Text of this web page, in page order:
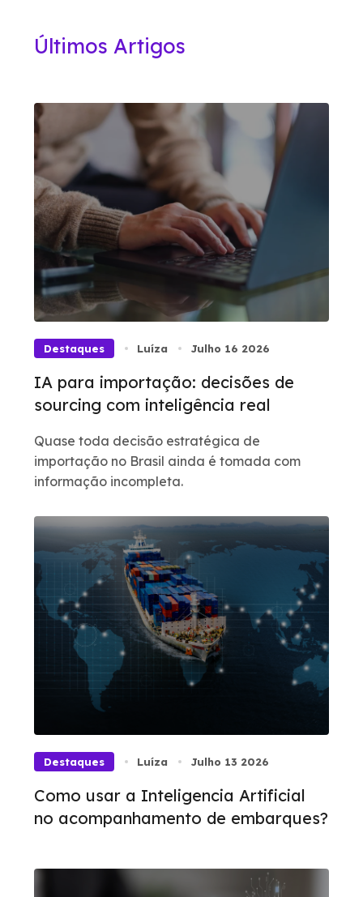
Últimos Artigos
Destaques Luíza Julho 16 2026
IA para importação: decisões de
sourcing com inteligência real
Quase toda decisão estratégica de
importação no Brasil ainda é tomada com
informação incompleta.
Destaques Luíza Julho 13 2026
Como usar a Inteligencia Artificial
no acompanhamento de embarques?